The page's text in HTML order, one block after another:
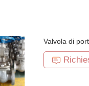
Valvola di